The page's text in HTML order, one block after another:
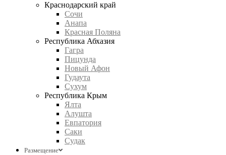
Краснодарский край
Сочи
Анапа
Красная Поляна
Республика Абхазия
Гагра
Пицунда
Новый Афон
Гудаута
Сухум
Республика Крым
Ялта
Алушта
Евпатория
Саки
Судак
Размещение